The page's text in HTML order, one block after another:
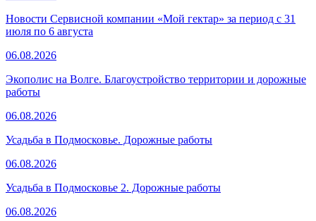
Новости Сервисной компании «Мой гектар» за период с 31
июля по 6 августа
06.08.2026
Экополис на Волге. Благоустройство территории и дорожные
работы
06.08.2026
Усадьба в Подмосковье. Дорожные работы
06.08.2026
Усадьба в Подмосковье 2. Дорожные работы
06.08.2026